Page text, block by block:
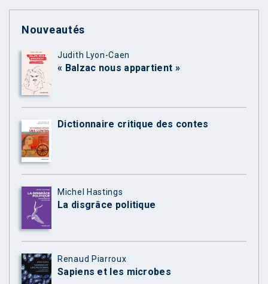
Nouveautés
Judith Lyon-Caen
« Balzac nous appartient »
Dictionnaire critique des contes
Michel Hastings
La disgrâce politique
Renaud Piarroux
Sapiens et les microbes